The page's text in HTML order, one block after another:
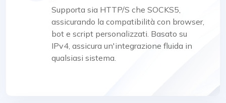
Supporta sia HTTP/S che SOCKS5,
assicurando la compatibilità con browser,
bot e script personalizzati. Basato su
IPv4, assicura un'integrazione fluida in
qualsiasi sistema.